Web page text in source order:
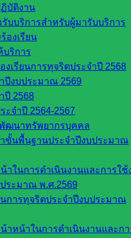
บัติงาน
บบริการสำหรับผู้มารับบริการ
องเรียน
บริการ
งเรียนการทุจริตประจำปี 2568
ปีงบประมาณ 2569
ปี 2568
จำปี 2564-2567
ฒนาทรัพยากรบุคคล
ขั้นพื้นฐานประจำปีงบประมาณ
าในการดำเนินงานและการใช้
ระมาณ พ.ศ.2569
การทุจริตประจำปีงบประมาณ
าหน้าในการดำเนินงานและก